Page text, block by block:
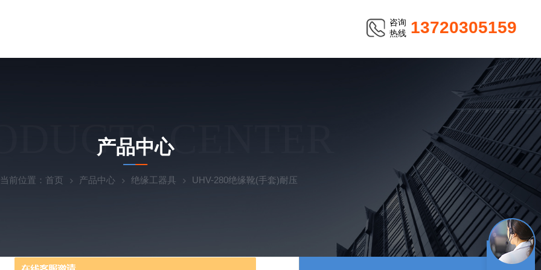
咨询
热线 13720305159
CENTER
产品中心
当前位置： 首页 产品中心 绝缘工器具 UHV-280绝缘靴(手套)耐压